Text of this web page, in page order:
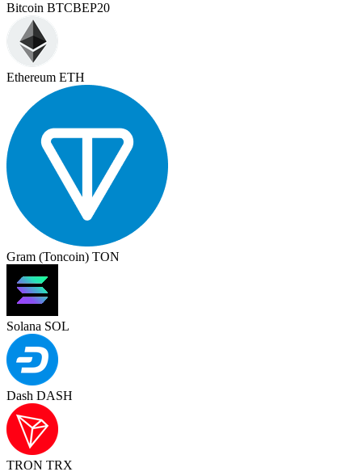
Bitcoin BTCBEP20
Ethereum ETH
Gram (Toncoin) TON
Solana SOL
Dash DASH
TRON TRX